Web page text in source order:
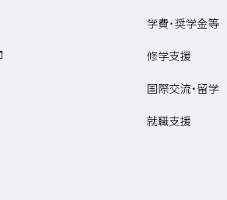
学費・奨学金等
修学支援
国際交流・留学
就職支援